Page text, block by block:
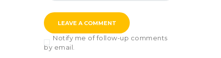
Notify me of follow-up comments
by email.